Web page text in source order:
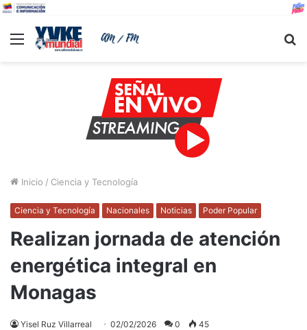
Menu
Inicio / Ciencia y Tecnología
Ciencia y Tecnología Nacionales Noticias Poder Popular
Realizan jornada de atención
energética integral en
Monagas
Yisel Ruz Villarreal 02/02/2026 0 45